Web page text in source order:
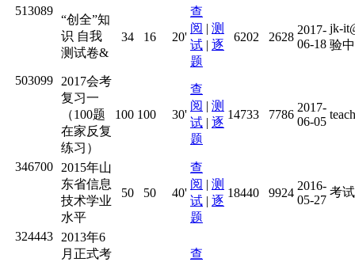
513089
“创全”知
识 自我
测试卷&
34 16 20'
查
阅 | 测
试 | 逐
题
6202 2628
2017-
06-18
jk-
验
503099
2017会考
复习一
（100题
在家反复
练习）
100 100 30'
查
阅 | 测
试 | 逐
题
14733 7786
2017-
06-05
346700
2015年山
东省信息
技术学业
水平
50 50 40'
查
阅 | 测
试 | 逐
题
18440 9924
2016-
05-27
考
324443
2013年6
月正式考
查